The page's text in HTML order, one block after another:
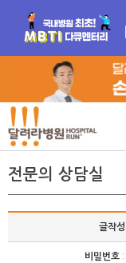
전문의 상담실
글작
비밀번호: